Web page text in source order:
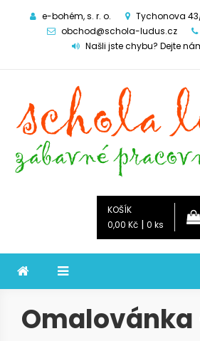
e-bohém, s. r. o.
Tychonova
obchod@schola-ludus.cz
Našli jste chybu? Dejte
KOŠÍK
0,00 Kč | 0 ks
Omalovánka